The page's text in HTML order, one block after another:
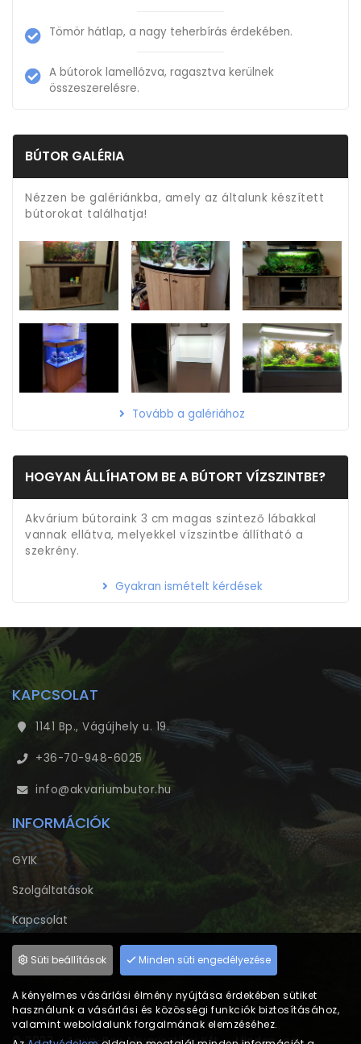
Tömör hátlap, a nagy teherbírás érdekében.
A bútorok lamellózva, ragasztva kerülnek
összeszerelésre.
BÚTOR GALÉRIA
Nézzen be galériánkba, amely az általunk készített
bútorokat találhatja!
Tovább a galériához
HOGYAN ÁLLÍHATOM BE A BÚTORT VÍZSZINTBE?
Akvárium bútoraink 3 cm magas szintező lábakkal
vannak ellátva, melyekkel vízszintbe állítható a
szekrény.
Gyakran ismételt kérdések
KAPCSOLAT
1141 Bp., Vágújhely u. 19.
+36-70-948-6025
info@akvariumbutor.hu
INFORMÁCIÓK
GYIK
Szolgáltatások
Kapcsolat
Adatvédelem
Süti beállítások Minden süti engedélyezése
A kényelmes vásárlási élmény nyújtása érdekében sütiket
használunk a vásárlási és közösségi funkciók biztosításához,
valamint weboldalunk forgalmának elemzéséhez.